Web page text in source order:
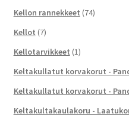
Kellon rannekkeet (74)
Kellot (7)
Kellotarvikkeet (1)
Keltakullatut korvakorut -
Keltakullatut korvakorut -
Keltakultakaulakoru -